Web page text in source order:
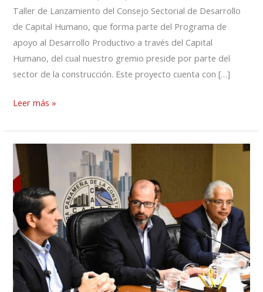
Taller de Lanzamiento del Consejo Sectorial de Desarrollo
de Capital Humano, que forma parte del Programa de
apoyo al Desarrollo Productivo a través del Capital
Humano, del cual nuestro gremio preside por parte del
sector de la construcción. Este proyecto cuenta con […]
Leer más »
CAPAC
plantea
a
Roux
mejorar
las
políticas
en
materia